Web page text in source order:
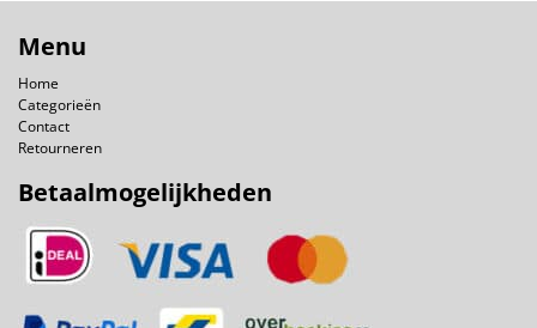
Menu
Home
Categorieën
Contact
Retourneren
Betaalmogelijkheden